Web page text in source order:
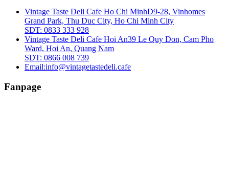
Vintage Taste Deli Cafe Ho Chi MinhD9-28, Vinhomes
Grand Park, Thu Duc City, Ho Chi Minh City
SDT: 0833 333 928
Vintage Taste Deli Cafe Hoi An39 Le Quy Don, Cam Pho
Ward, Hoi An, Quang Nam
SDT: 0866 008 739
Email:info@vintagetastedeli.cafe
Fanpage